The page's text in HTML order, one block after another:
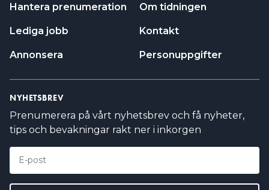
Hantera prenumeration
Lediga jobb
Annonsera
Om tidningen
Kontakt
Personuppgifter
NYHETSBREV
Prenumerera på vårt nyhetsbrev och få nyheter,
tips och bevakningar rakt ner i inkorgen